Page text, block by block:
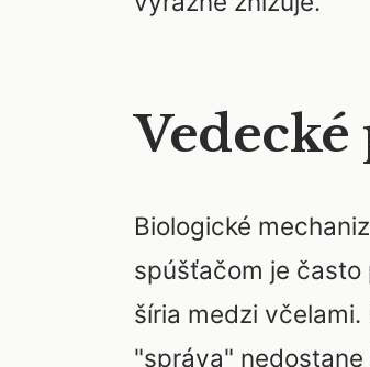
Biologické
spúšťačom je často
šíria medzi
"správa"